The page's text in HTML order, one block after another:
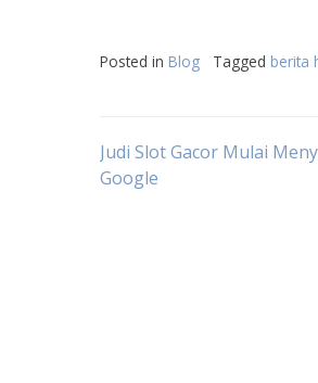
Posted in Blog Tagged berita
Post
Judi Slot Gacor Mulai
Google